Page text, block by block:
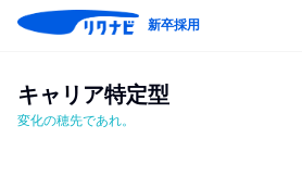
新卒採用
キャリア特定型
変化の穂先であれ。